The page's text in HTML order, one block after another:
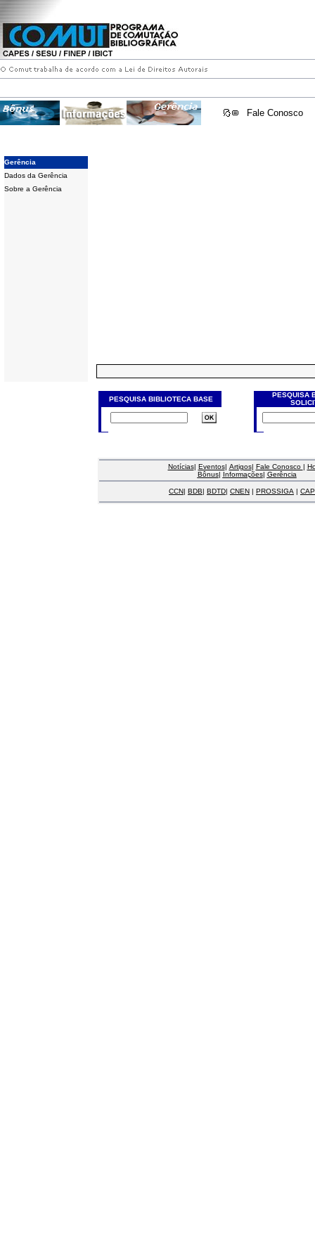
Fale Conosco
Gerência
Dados da Gerência
Sobre a Gerência
PESQUISA BIBLIOTECA BASE
PESQUISA
Notícias| Eventos| Artigos| Fale Conosco |
Bônus| Informações| Gerência
CCN| BDB| BDTD| CNEN | PROSSIGA |